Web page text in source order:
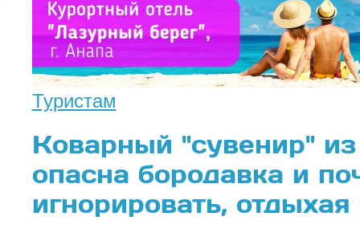
Туристам
Коварный "сувенир"
опасна бородавка и
игнорировать,